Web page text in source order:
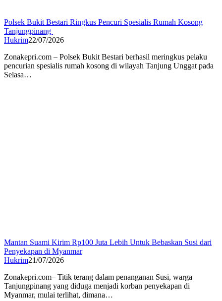
Polsek Bukit Bestari Ringkus Pencuri Spesialis Rumah Kosong
Tanjungpinang
Hukrim22/07/2026
Zonakepri.com – ‎Polsek Bukit Bestari berhasil meringkus pelaku
pencurian spesialis rumah kosong di wilayah Tanjung Unggat pada
Selasa…
Mantan Suami Kirim Rp100 Juta Lebih Untuk Bebaskan Susi dari
Penyekapan di Myanmar
Hukrim21/07/2026
Zonakepri.com– Titik terang dalam penanganan Susi, warga
Tanjungpinang yang diduga menjadi korban penyekapan di
Myanmar, mulai terlihat, dimana…